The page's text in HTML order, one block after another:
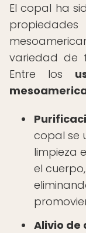
El copal ha
variedad de
Entre los
copal se
limpieza
el
Alivio de